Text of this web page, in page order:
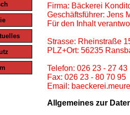
Firma: Bäckerei
Geschäftsführer: Jens
Für den Inhalt
Strasse: Rheinstraße
PLZ+Ort: 56235
Telefon: 026 23 - 27 43
Fax: 026 23 - 80 70 95
Email:
Allgemeines zur